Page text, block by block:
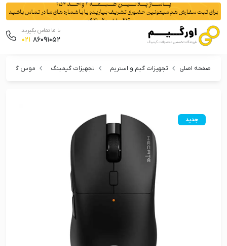
با ما تماس بگیرید
021 86091052
صفحه اصلی تجهیزات گیم و استریم تجهیزات گیمینگ موس
جدید